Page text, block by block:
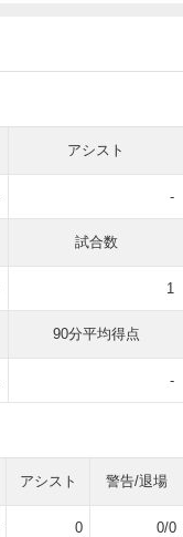
アシスト
-
試合数
1
90分平均得点
-
アシスト 警告/退場
0 0/0